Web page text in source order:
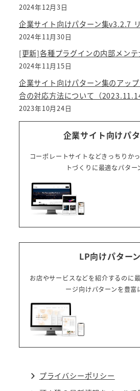
2024年12月3日
企業サイト向けパターン集v3.2.7
2024年11月30日
[更新]各種プラグインの内部メン
2024年11月15日
企業サイト向けパターン集のアッ
合の対応方法について（
2023年10月24日
企業サイト向けパ
コーポレートサイトなどきっちりか
トづくりに最適なパター
LP向けパター
お店やサービスなどを紹介するのに
ージ向けパターンを豊富
プライバシーポリシー